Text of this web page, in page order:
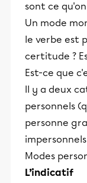
sont ce
Un mode
le verbe est
certitude ?
Est-ce que
Il y a deux
personnels
personne
Modes
L’indicatif